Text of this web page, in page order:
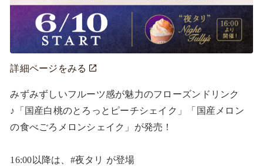
詳細ページをみる
みずみずしいフルーツ感が魅力のフローズンドリンク
♪「国産白桃のとろっとピーチシェイク」「国産メロン
の食べごろメロンシェイク」が発売！
16:00以降は、#夜タリ が登場